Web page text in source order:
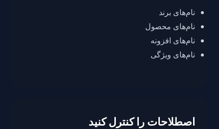
نام‌های برند
نام‌های محصول
نام‌های افزونه
نام‌های ویژگی
اصطلاحات را کنترل کنید